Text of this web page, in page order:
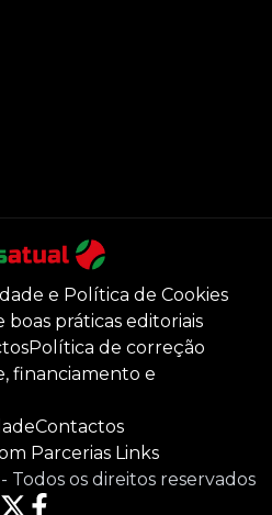
e Política de Cookies
boas práticas editoriais
Política de correção
financiamento e
Contactos
Parcerias Links
- Todos os direitos reservados